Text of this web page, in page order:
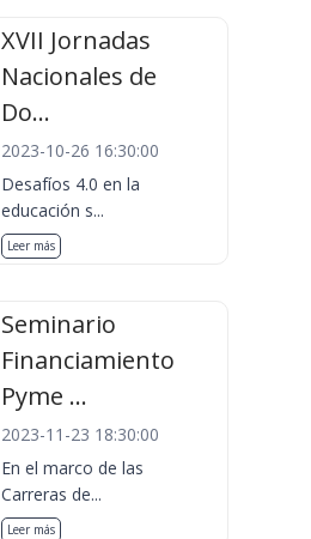
XVII Jornadas
Nacionales de
Do...
2023-10-26 16:30:00
Desafíos 4.0 en la
educación s...
Leer más
Seminario
Financiamiento
Pyme ...
2023-11-23 18:30:00
En el marco de las
Carreras de...
Leer más